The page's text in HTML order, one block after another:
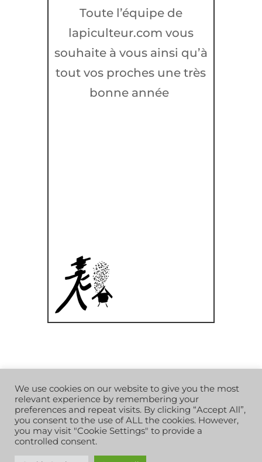
Toute l’équipe de
lapiculteur.com vous
souhaite à vous ainsi qu’à
tout vos proches une très
bonne année
Poster le commentaire
Vous devezvous connecterpour
publier un commentaire.
We use cookies on our website to give you the most
relevant experience by remembering your
preferences and repeat visits. By clicking “Accept All”,
you consent to the use of ALL the cookies. However,
you may visit "Cookie Settings" to provide a
controlled consent.